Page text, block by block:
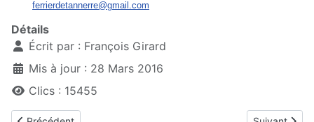
ferrierdetannerre@gmail.com
Détails
Écrit par : François Girard
Mis à jour : 28 Mars 2016
Clics : 15455